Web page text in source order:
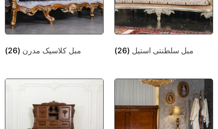
مبل کلاسیک مدرن (26) مبل سلطنتی استیل (26)